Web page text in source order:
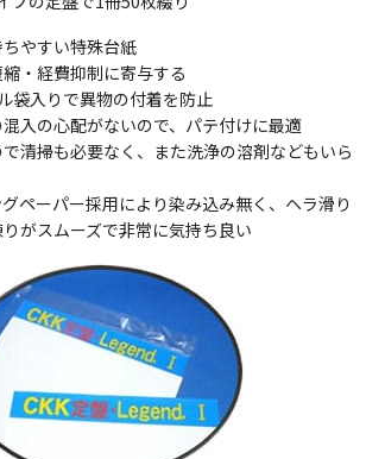
やすい特殊台紙
・経費抑制に寄与する
袋入りで異物の付着を防止
入の心配がないので、パテ付けに最適
清掃も必要なく、また洗浄の溶剤などもいら
ペーパー採用により染み込み無く、ヘラ滑り
がスムーズで非常に気持ち良い